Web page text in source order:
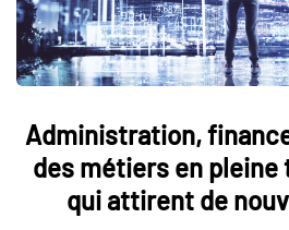
Administration,
des métiers en
qui attirent de